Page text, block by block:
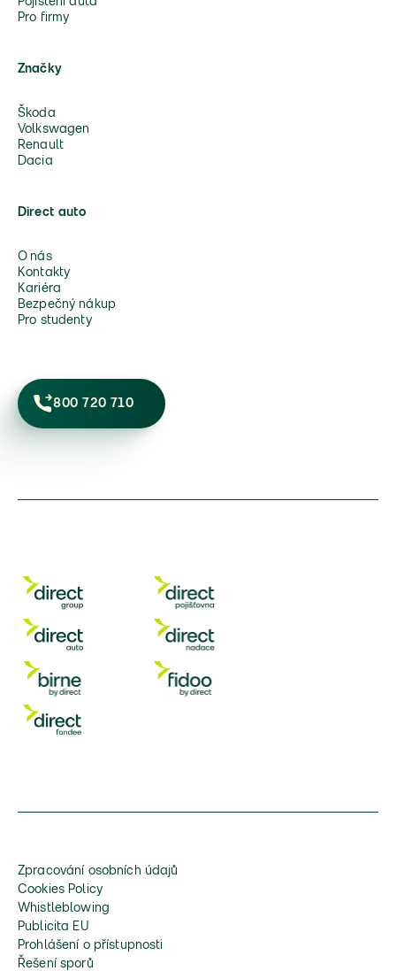
Pro firmy
Značky
Škoda
Volkswagen
Renault
Dacia
Direct auto
O nás
Kontakty
Kariéra
Bezpečný nákup
Pro studenty
800 720 710
Zpracování osobních údajů
Cookies Policy
Whistleblowing
Publicita EU
Prohlášení o přístupnosti
Řešení sporů